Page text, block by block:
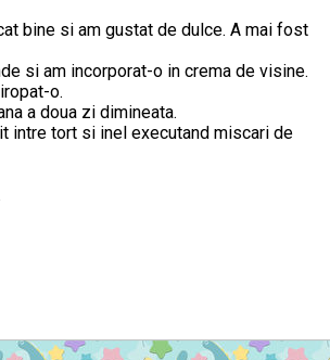
bine si am gustat de dulce. A mai fost
si am incorporat-o in crema de visine.
o.
a doua zi dimineata.
intre tort si inel executand miscari de